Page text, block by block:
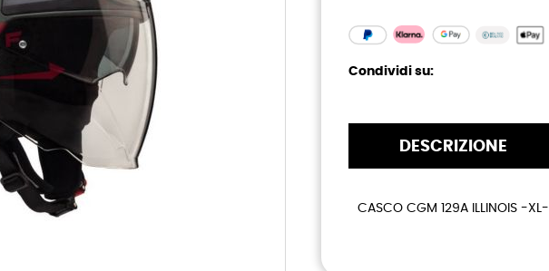
Condividi su:
DESCRIZIONE
CASCO CGM 129A ILLINOIS -XL-